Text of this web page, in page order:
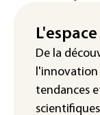
trimestre
du pétrole
De la
l'innovation
tendances
scientifiques